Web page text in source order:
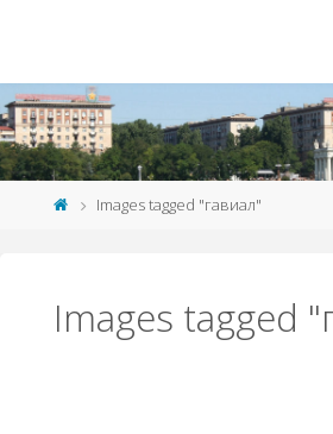
Images tagged "гавиал"
Images tagged